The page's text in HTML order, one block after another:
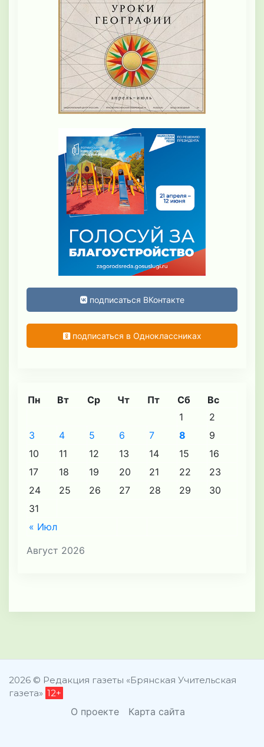
подписаться ВКонтакте
подписаться в Одноклассниках
Август 2026
Пн Вт Ср Чт Пт Сб Вс
« Июл
1
2
3
4 5 6 7 8
9
10
11 12 13 14 15
16
17
18 19 20 21 22
23
24
25 26 27 28 29
30
31
2026 © Редакция газеты «Брянская Учительская
газета» 12+
О проекте Карта сайта